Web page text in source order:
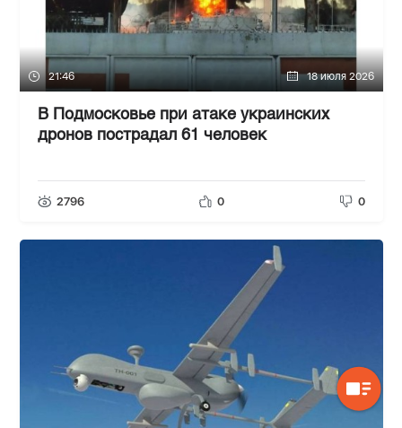
21:46 18 июля 2026
В Подмосковье при атаке украинских
дронов пострадал 61 человек
2796 0 0